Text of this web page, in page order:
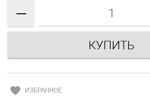
—
favorite ИЗБРАННОЕ